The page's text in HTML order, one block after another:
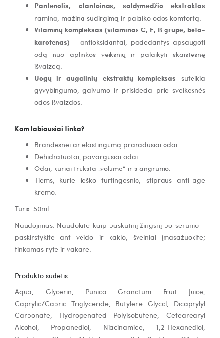
Pantenolis, alantoinas, saldymedžio ekstraktas
ramina, mažina sudirgimą ir palaiko odos komfortą.
Vitaminų kompleksas (vitaminas C, E, B grupė, beta-
karotenas) – antioksidantai, padedantys apsaugoti
odą nuo aplinkos veiksnių ir palaikyti skaistesnę
išvaizdą.
Uogų ir augalinių ekstraktų kompleksas suteikia
gyvybingumo, gaivumo ir prisideda prie sveikesnės
odos išvaizdos.
Kam labiausiai tinka?
Brandesnei ar elastingumą praradusiai odai.
Dehidratuotai, pavargusiai odai.
Odai, kuriai trūksta „volume“ ir stangrumo.
Tiems, kurie ieško turtingesnio, stipraus anti-age
kremo.
Tūris: 50ml
Naudojimas: Naudokite kaip paskutinį žingsnį po serumo –
paskirstykite ant veido ir kaklo, švelniai įmasažuokite;
tinkamas ryte ir vakare.
Produkto sudėtis:
Aqua, Glycerin, Punica Granatum Fruit Juice,
Caprylic/Capric Triglyceride, Butylene Glycol, Dicaprylyl
Carbonate, Hydrogenated Polyisobutene, Cetearearyl
Alcohol, Propanediol, Niacinamide, 1,2-Hexanediol,